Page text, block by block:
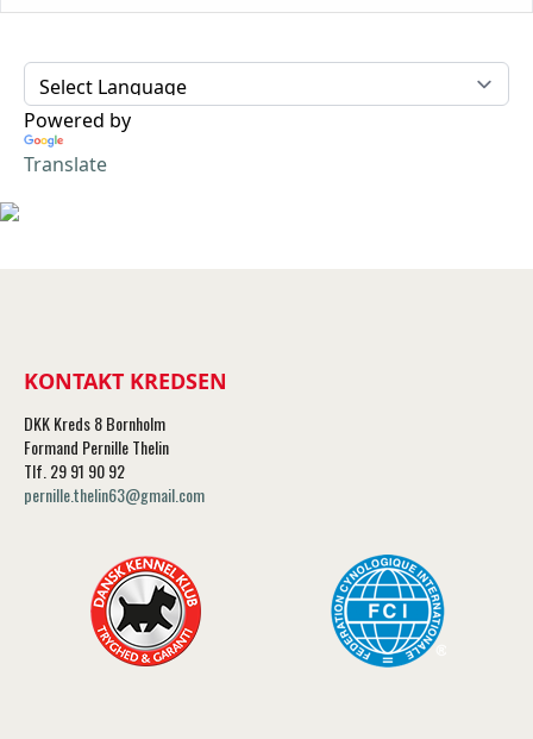
Powered by
Translate
KONTAKT KREDSEN
DKK Kreds 8 Bornholm
Formand Pernille Thelin
Tlf. 29 91 90 92
pernille.thelin63@gmail.com